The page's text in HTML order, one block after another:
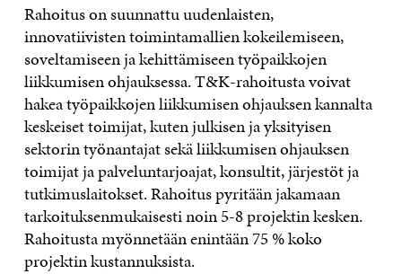
Rahoitus on suunnattu uudenlaisten,
innovatiivisten toimintamallien kokeilemiseen,
soveltamiseen ja kehittämiseen työpaikkojen
liikkumisen ohjauksessa. T&K-rahoitusta voivat
hakea työpaikkojen liikkumisen ohjauksen kannalta
keskeiset toimijat, kuten julkisen ja yksityisen
sektorin työnantajat sekä liikkumisen ohjauksen
toimijat ja palveluntarjoajat, konsultit, järjestöt ja
tutkimuslaitokset. Rahoitus pyritään jakamaan
tarkoituksenmukaisesti noin 5-8 projektin kesken.
Rahoitusta myönnetään enintään 75 % koko
projektin kustannuksista.